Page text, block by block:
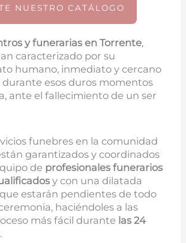
NUESTRO CATÁLOGO
y funerarias en Torrente,
caracterizado por su
humano, inmediato y cercano
durante esos duros momentos
ante el fallecimiento de un ser
funebres en la comunidad
garantizados y coordinados
de profesionales funerarios
y con una dilatada
estarán pendientes de todo
haciéndoles a las
más fácil durante las 24
.